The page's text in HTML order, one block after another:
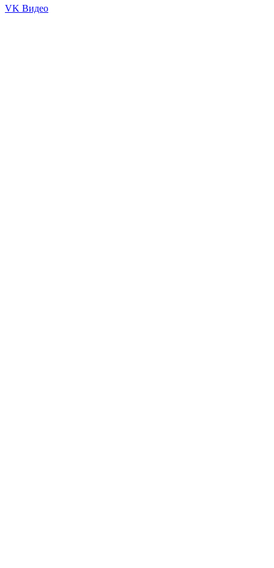
VK Видео